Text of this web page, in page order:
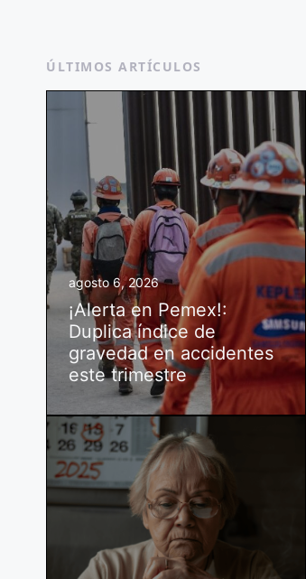
ÚLTIMOS ARTÍCULOS
agosto 6, 2026
¡Alerta en Pemex!:
Duplica índice de
gravedad en accidentes
este trimestre